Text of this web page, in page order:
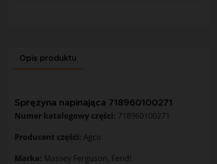
Opis produktu
Sprężyna napinająca 718960100271
Numer katalogowy części: 718960100271
Producent części: Agco
Marka: Massey Ferguson, Fendt